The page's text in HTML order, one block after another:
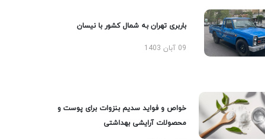
باربری تهران به شمال کشور با نیسان
09 آبان 1403
خواص و فواید سدیم بنزوات برای پوست و
محصولات آرایشی بهداشتی